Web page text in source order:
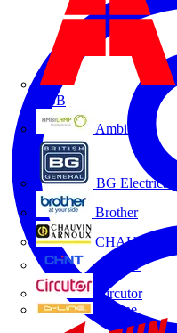
ABB
Ambilamp
BG Electrical
Brother
CHAUVIN
CHINT
Circutor
D-Line